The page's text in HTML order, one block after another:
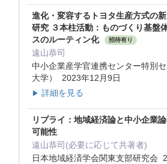
進化・変容するトヨタ生産方式の
研究 ３本柱活動：ものづくり基盤
スのルーティン化
招待有り
遠山恭司
中小企業産学官連携センター特別
大学） 2023年12月9日
▶ 詳細を見る
リプライ：地域経済論と中小企業
可能性
遠山恭司(必要に応じて共著者)
日本地域経済学会関東支部研究会